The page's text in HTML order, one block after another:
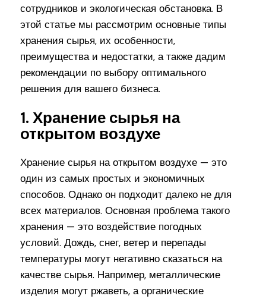
сотрудников и экологическая обстановка. В
этой статье мы рассмотрим основные типы
хранения сырья, их особенности,
преимущества и недостатки, а также дадим
рекомендации по выбору оптимального
решения для вашего бизнеса.
1. Хранение сырья на
открытом воздухе
Хранение сырья на открытом воздухе — это
один из самых простых и экономичных
способов. Однако он подходит далеко не для
всех материалов. Основная проблема такого
хранения — это воздействие погодных
условий. Дождь, снег, ветер и перепады
температуры могут негативно сказаться на
качестве сырья. Например, металлические
изделия могут ржаветь, а органические